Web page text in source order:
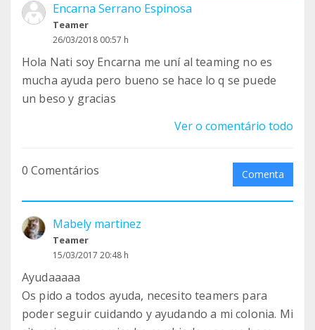
Encarna Serrano Espinosa
Teamer
26/03/2018 00:57 h
Hola Nati soy Encarna me uní al teaming no es
mucha ayuda pero bueno se hace lo q se puede
un beso y gracias
Ver o comentário todo
0 Comentários Comenta
Mabely martinez
Teamer
15/03/2017 20:48 h
Ayudaaaaa
Os pido a todos ayuda, necesito teamers para
poder seguir cuidando y ayudando a mi colonia. Mi